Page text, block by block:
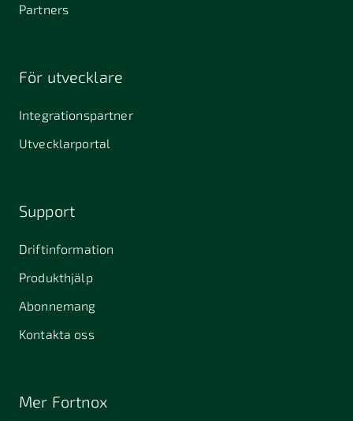
Partners
För utvecklare
Integrationspartner
Utvecklarportal
Support
Driftinformation
Produkthjälp
Abonnemang
Kontakta oss
Mer Fortnox